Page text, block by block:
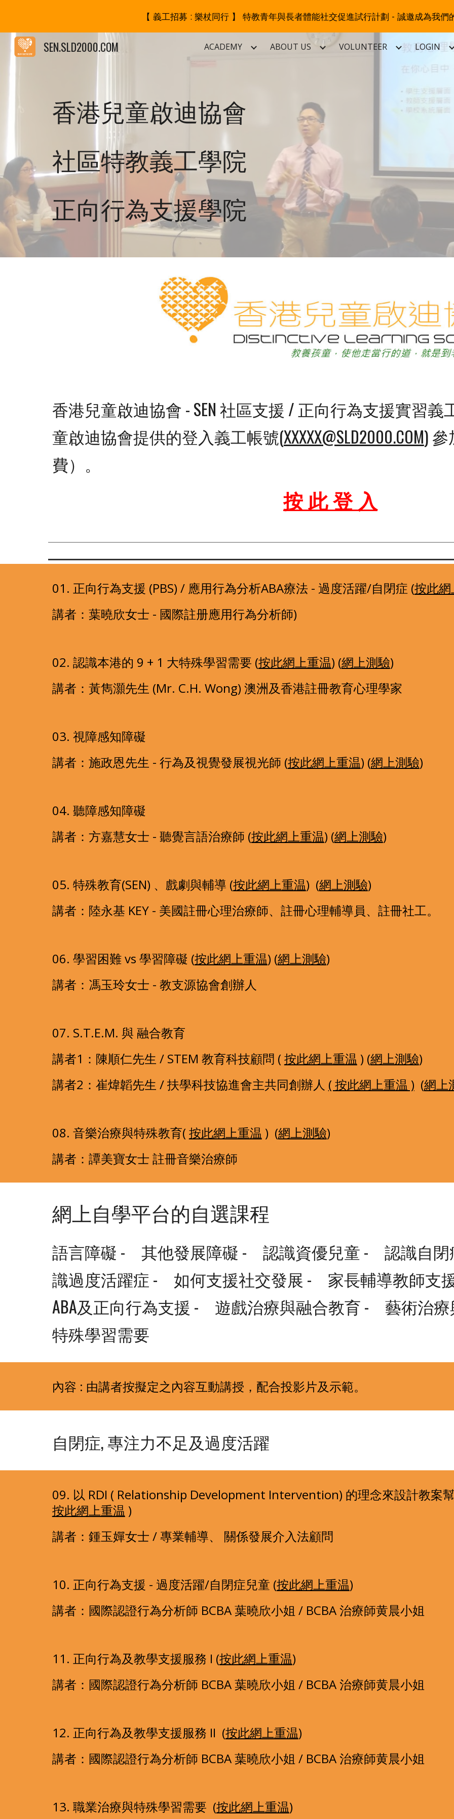
Skip to main content Skip to
【 義工招募 : 樂杖同行 】 特教青年與長者體能社交促進試行計劃 - 誠邀成為我們
SEN.SLD2000.COM ACADEMY ABOUT US VOLUNTEER LOGIN
香港兒童啟迪協會
社區特教義工學院
正向行為支援學院
香港兒童啟迪協會 - SEN 社區支援 / 正向行為支援實習義
童啟迪協會提供的登入義工帳號(XXXXX@SLD2000.COM)
費）。
按 此 登 入
01. 正向行為支援 (PBS) / 應用行為分析ABA療法 - 過度活躍/自閉症 (按此
講者：葉曉欣女士 - 國際註册應用行為分析師)
02. 認識本港的 9 + 1 大特殊學習需要 (按此網上重温) (網上測驗)
講者：黃雋灝先生 (Mr. C.H. Wong) 澳洲及香港註冊教育心理學家
03. 視障感知障礙
講者：施政恩先生 - 行為及視覺發展視光師 (按此網上重温) (網上測驗)
04. 聽障感知障礙
講者：方嘉慧女士 - 聽覺言語治療師 (按此網上重温) (網上測驗)
05. 特殊教育(SEN) 、戲劇與輔導 (按此網上重温)  (網上測驗)
講者：陸永基 KEY - 美國註冊心理治療師、註冊心理輔導員、註冊社工。
06. 學習困難 vs 學習障礙 (按此網上重温) (網上測驗)
講者：馮玉玲女士 - 教支源協會創辦人
07. S.T.E.M. 與 融合教育
講者1：陳順仁先生 / STEM 教育科技顧問 ( 按此網上重温 ) (網上測驗)
講者2：崔煒韜先生 / 扶學科技協進會主共同創辦人 ( 按此網上重温 ) (網上
08. 音樂治療與特殊教育( 按此網上重温 )  (網上測驗)
講者：譚美寶女士 註冊音樂治療師
網上自學平台的自選課程
語言障礙 -　其他發展障礙 -　認識資優兒童 -　認識自
識過度活躍症 -　如何支援社交發展 -　家長輔導教師
ABA及正向行為支援 -　遊戲治療與融合教育 -　藝術治
特殊學習需要
內容 : 由講者按擬定之內容互動講授，配合投影片及示範。
自閉症, 專注力不足及過度活躍
按此網上重温 )
講者：鍾玉嬋女士 / 專業輔導、 關係發展介入法顧問
10. 正向行為支援 - 過度活躍/自閉症兒童 (按此網上重温)
講者：國際認證行為分析師 BCBA 葉曉欣小姐 / BCBA 治療師黄晨小姐
11. 正向行為及教學支援服務 I (按此網上重温)
講者：國際認證行為分析師 BCBA 葉曉欣小姐 / BCBA 治療師黄晨小姐
12. 正向行為及教學支援服務 II  (按此網上重温)
講者：國際認證行為分析師 BCBA 葉曉欣小姐 / BCBA 治療師黄晨小姐
13. 職業治療與特殊學習需要  (按此網上重温)